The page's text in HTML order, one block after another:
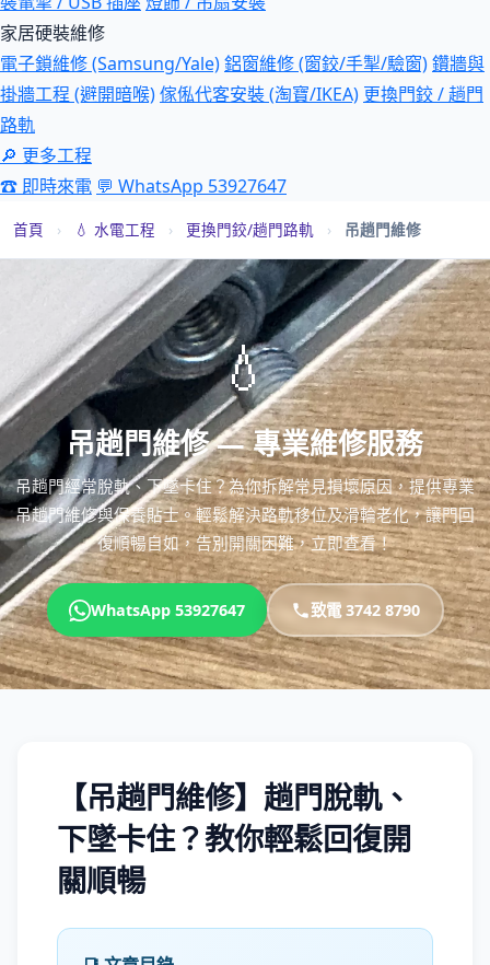
家居硬裝維修
電子鎖維修 (Samsung/Yale)鋁窗維修 (窗鉸/手掣/驗窗)鑽牆與
掛牆工程 (避開暗喉)傢俬代客安裝 (淘寶/IKEA) 更換門鉸 / 趟門
路軌
🔎 更多工程
☎ 即時來電 💬 WhatsApp 53927647
首頁 › 💧 水電工程 › 更換門鉸/趟門路軌 › 吊趟門維修
💧
吊趟門維修 — 專業維修服務
吊趟門經常脫軌、下墜卡住？為你拆解常見損壞原因，提供專業
吊趟門維修與保養貼士。輕鬆解決路軌移位及滑輪老化，讓門回
復順暢自如，告別開關困難，立即查看！
WhatsApp 53927647 致電 3742 8790
【吊趟門維修】趟門脫軌、
下墜卡住？教你輕鬆回復開
關順暢